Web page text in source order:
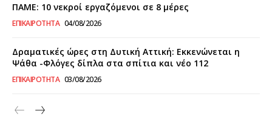
ΠΑΜΕ: 10 νεκροί εργαζόμενοι σε 8 μέρες
ΕΠΙΚΑΙΡΌΤΗΤΑ 04/08/2026
Δραματικές ώρες στη Δυτική Αττική: Εκκενώνεται η
Ψάθα -Φλόγες δίπλα στα σπίτια και νέο 112
ΕΠΙΚΑΙΡΌΤΗΤΑ 03/08/2026